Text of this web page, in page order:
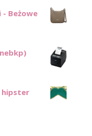
Beżowe
hipster